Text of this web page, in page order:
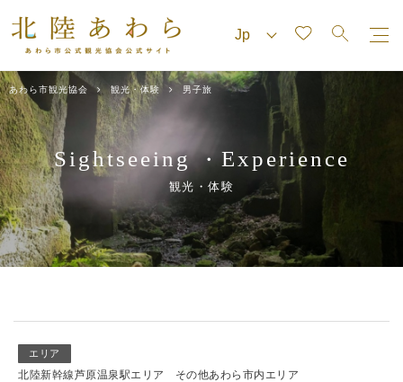
あわら市観光協会 観光・体験 男子旅
Sightseeing・ Experience
観光・体験
エリア
北陸新幹線芦原温泉駅エリア
その他あわら市内エリア